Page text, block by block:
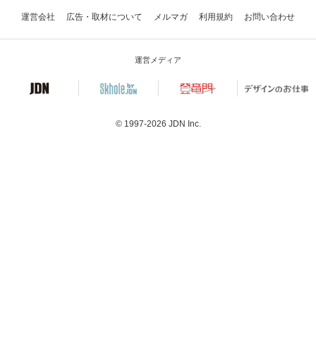
運営会社 広告・取材について メルマガ 利用規約 お問い合わせ
運営メディア
© 1997-2026 JDN Inc.